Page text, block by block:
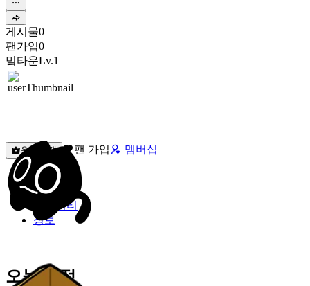
게시물0
팬가입0
밐타운Lv.1
원픽선택 팬 가입 멤버십
밐타운
피드
커뮤니티
정보
오늘 일정